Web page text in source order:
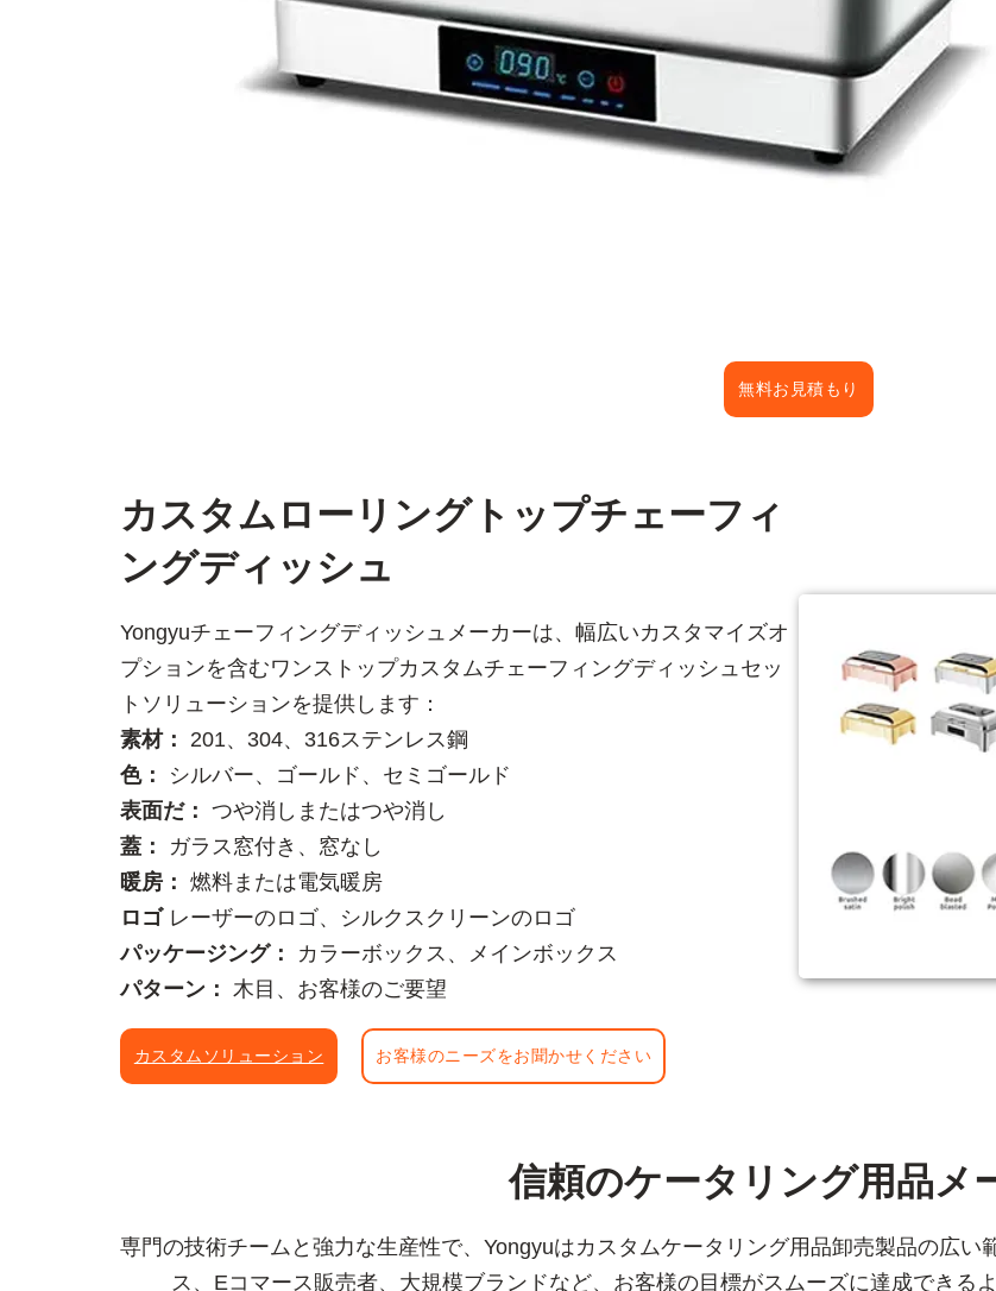
無料お見積もり
カスタムローリングトップチェーフィ
ングディッシュ
Yongyuチェーフィングディッシュメーカーは、幅広いカスタマイズオ
プションを含むワンストップカスタムチェーフィングディッシュセッ
トソリューションを提供します：
素材：
201、304、316ステンレス鋼
色：
シルバー、ゴールド、セミゴールド
表面だ： つや消しまたはつや消し
蓋：
ガラス窓付き、窓なし
暖房： 燃料または電気暖房
ロゴレーザーのロゴ、シルクスクリーンのロゴ
パッケージング：
カラーボックス、メインボックス
パターン： 木目、お客様のご要望
カスタムソリューション お客様のニーズをお聞かせください
信頼のケータリング用品メ
専門の技術チームと強力な生産性で、Yongyuはカスタムケータリング用品卸売製品の広
ス、Eコマース販売者、大規模ブランドなど、お客様の目標がスムーズに達成できる